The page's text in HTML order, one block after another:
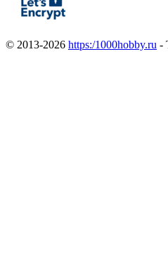
© 2013-2026 https:/1000hobby.ru -